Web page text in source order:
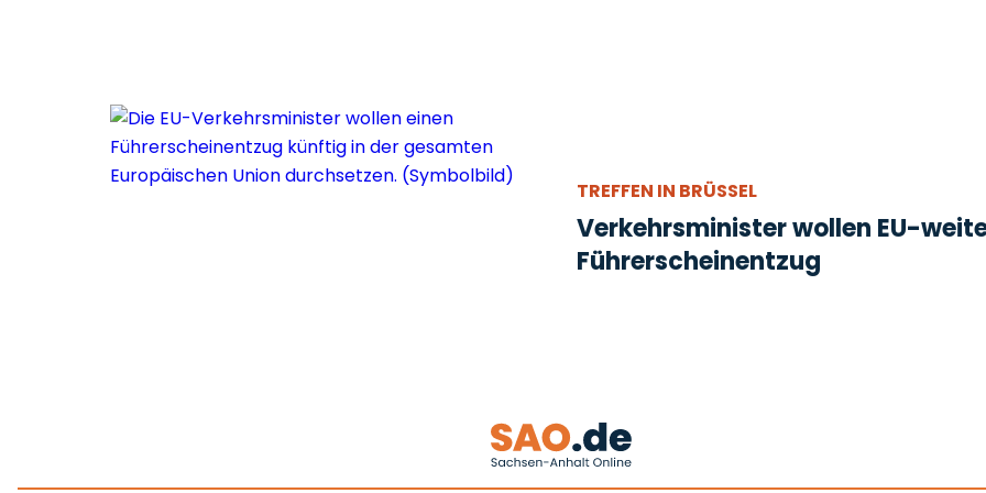
TREFFEN IN BRÜSSEL
Verkehrsminister wollen EU-
Führerscheinentzug